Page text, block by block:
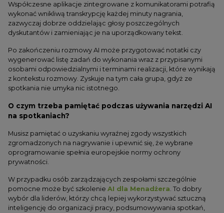
Współczesne aplikacje zintegrowane z komunikatorami potrafią
wykonać wnikliwą transkrypcję każdej minuty nagrania,
zazwyczaj dobrze oddzielając głosy poszczególnych
dyskutantów i zamieniając je na uporządkowany tekst.
Po zakończeniu rozmowy AI może przygotować notatki czy
wygenerować listę zadań do wykonania wraz z przypisanymi
osobami odpowiedzialnymi i terminami realizacji, które wynikają
z kontekstu rozmowy. Zyskuje na tym cała grupa, gdyż ze
spotkania nie umyka nic istotnego.
O czym trzeba pamiętać podczas używania narzędzi AI
na spotkaniach?
Musisz pamiętać o uzyskaniu wyraźnej zgody wszystkich
zgromadzonych na nagrywanie i upewnić się, że wybrane
oprogramowanie spełnia europejskie normy ochrony
prywatności.
W przypadku osób zarządzających zespołami szczególnie
pomocne może być szkolenie AI dla Menadżera. To dobry
wybór dla liderów, którzy chcą lepiej wykorzystywać sztuczną
inteligencję do organizacji pracy, podsumowywania spotkań,